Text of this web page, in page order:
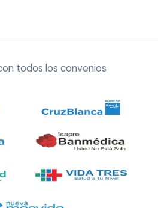
todos los convenios